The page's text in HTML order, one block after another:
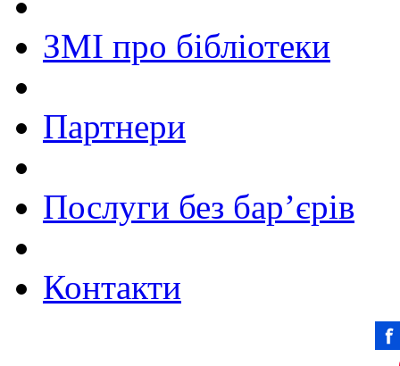
ЗМІ про бібліотеки
Партнери
Послуги без бар’єрів
Контакти